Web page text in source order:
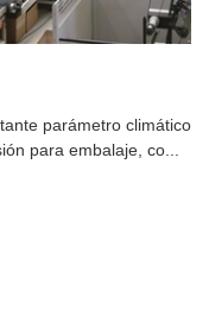
parámetro climático
para embalaje, co...